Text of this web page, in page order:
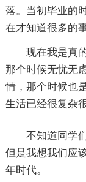
落。当初毕业的
在才知道很多的
现在我是真
那个时候无忧无
情，那个时候也
生活已经很复杂
不知道同学
但是我想我们应
年时代。